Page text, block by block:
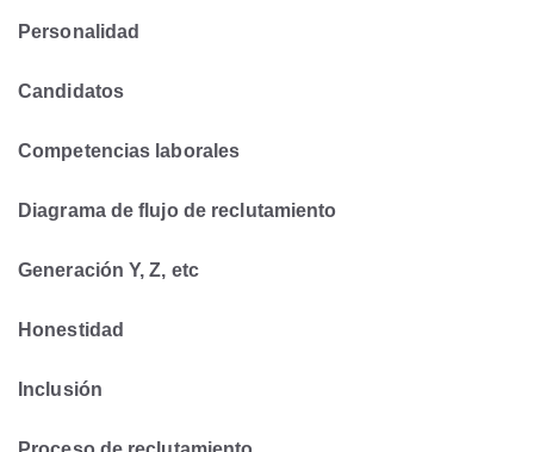
Personalidad
Candidatos
Competencias laborales
Diagrama de flujo de reclutamiento
Generación Y, Z, etc
Honestidad
Inclusión